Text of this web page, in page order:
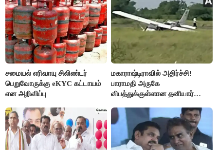
சமையல் எரிவாயு சிலிண்டர்
பெறுவோருக்கு eKYC கட்டாயம்
என அறிவிப்பு
மகாராஷ்டிராவில் அதிர்ச்சி!
பாராமதி அருகே
விபத்துக்குள்ளான தனியார்